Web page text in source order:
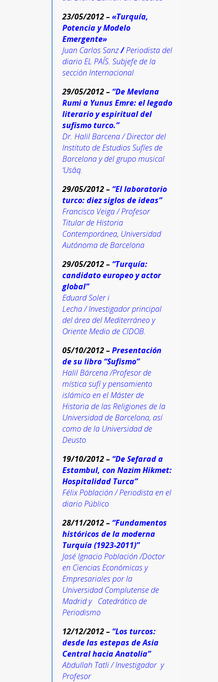
23/05/2012 –«Turquía,
Potencia y Modelo
Emergente»
Juan Carlos Sanz/Periodista del
diario EL PAÍS. Subjefe de la
sección Internacional
29/05/2012 – “De Mevlana
Rumi a Yunus Emre: el legado
literario y espiritual del
sufismo turco.”
Dr. Halil Barcena / Director del
Instituto de Estudios Sufíes de
Barcelona y del grupo musical
‘Usâq.
29/05/2012 – “El laboratorio
turco: diez siglos de ideas”
Francisco Veiga / Profesor
Titular de Historia
Contemporánea, Universidad
Autónoma de Barcelona
29/05/2012 – “Turquía:
candidato europeo y actor
global”
Eduard Soler i
Lecha/Investigador principal
del área del Mediterráneo y
Oriente Medio de CIDOB.
05/10/2012 –Presentación
de su libro “Sufismo”
Halil Bárcena /Profesor de
mística sufí y pensamiento
islámico en el Máster de
Historia de las Religiones de la
Universidad de Barcelona, así
como de la Universidad de
Deusto
19/10/2012 – “De Sefarad a
Estambul, con Nazim Hikmet:
Hospitalidad Turca”
Félix Población / Periodista en el
diario Público
28/11/2012 – “Fundamentos
históricos de la moderna
Turquía (1923-2011)”
José Ignacio Población /Doctor
en Ciencias Económicas y
Empresariales por la
Universidad Complutense de
Madrid y Catedrático de
Periodismo
12/12/2012 – “Los turcos:
desde las estepas de Asia
Central hacia Anatolia”
Abdullah Tatli / Investigador y
Profesor